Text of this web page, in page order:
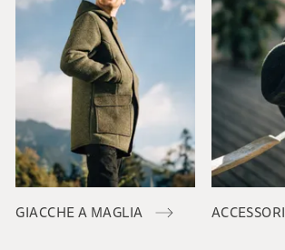
GIACCHE A MAGLIA ACCESSORI